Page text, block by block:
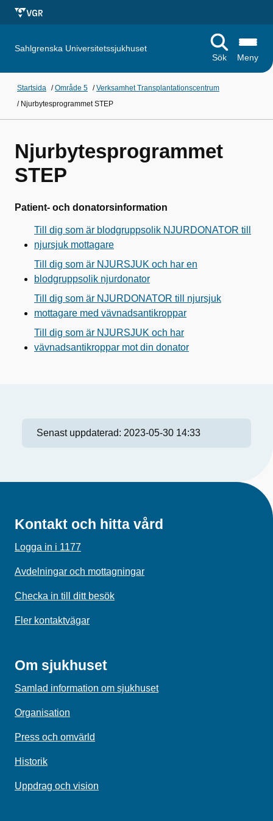
Sahlgrenska Universitetssjukhuset
Sök
Meny
Startsida /Område 5 /Verksamhet Transplantationscentrum
/ Njurbytesprogrammet STEP
Njurbytesprogrammet
STEP
Patient- och donatorsinformation
Till dig som är blodgruppsolik NJURDONATOR till
njursjuk mottagare
Till dig som är NJURSJUK och har en
blodgruppsolik njurdonator
Till dig som är NJURDONATOR till njursjuk
mottagare med vävnadsantikroppar
Till dig som är NJURSJUK och har
vävnadsantikroppar mot din donator
Senast uppdaterad: 2023-05-30 14:33
Kontakt och hitta vård
Logga in i 1177
Avdelningar och mottagningar
Checka in till ditt besök
Fler kontaktvägar
Om sjukhuset
Samlad information om sjukhuset
Organisation
Press och omvärld
Historik
Uppdrag och vision